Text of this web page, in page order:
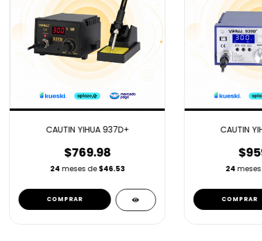
CAUTIN YIHUA 937D+
$769.98
24 meses de$46.53
CAUTIN
24